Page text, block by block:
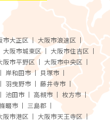
市大正区
大阪市浪速区
大阪市城東区
大阪市住吉区
阪市平野区
大阪市中央区
岸和田市
貝塚市
羽曳野市
藤井寺市
池田市 高槻市
枚方市
畷市
三島郡
阪市港区
大阪市天王寺区